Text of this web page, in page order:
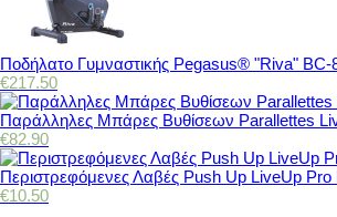
Ποδήλατο Γυμναστικής Pegasus® "Riva"
€217.50
Παράλληλες Μπάρες Βυθίσεων Parallettes
€82.90
Περιστρεφόμενες Λαβές Push Up LiveUp Pro
€10.50